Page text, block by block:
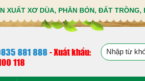
XUẤT XƠ DÙA, PHÂN BÓN, ĐẤT TRỒNG,
881 888 -Xuất khẩu:
118